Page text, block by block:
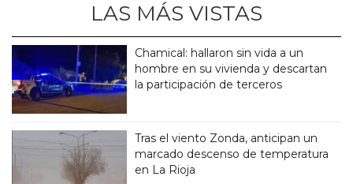
LAS MÁS VISTAS
Chamical: hallaron sin vida a un
hombre en su vivienda y descartan
la participación de terceros
Tras el viento Zonda, anticipan un
marcado descenso de temperatura
en La Rioja